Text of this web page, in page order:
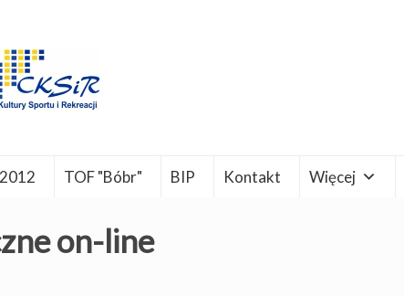
TOF "Bóbr" BIP Kontakt Więcej
on-line